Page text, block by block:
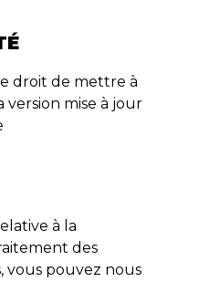
droit de mettre à
mise à jour
à la
des
vous pouvez nous